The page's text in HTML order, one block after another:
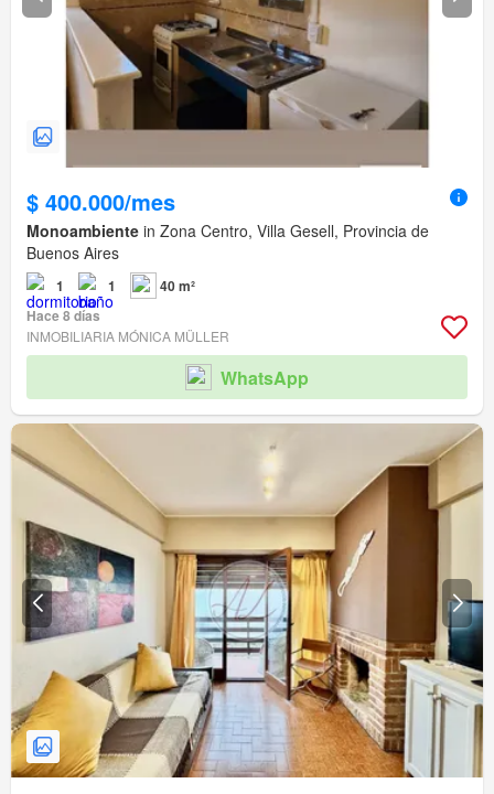
$ 400.000/mes
Monoambiente in Zona Centro, Villa Gesell, Provincia de
Buenos Aires
1 1
40 m²
Hace 8 días
INMOBILIARIA MÓNICA MÜLLER
WhatsApp